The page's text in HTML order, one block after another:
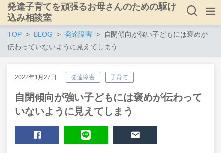
発達子育てを頑張るお母さんのための駆け
込み相談室
TOP BLOG 発達障害
自閉傾向が強い子どもには褒めが
伝わっていないように見えてしまう
2022年1月27日 発達障害 子育て
自閉傾向が強い子どもには褒めが伝わって
いないように見えてしまう